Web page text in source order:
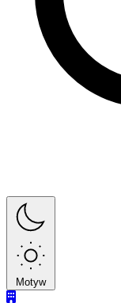
Motyw